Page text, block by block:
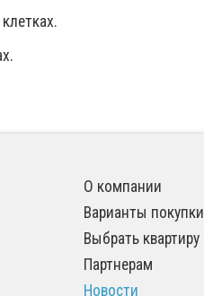
О компании
Варианты покупки
Выбрать квартиру
Партнерам
Новости